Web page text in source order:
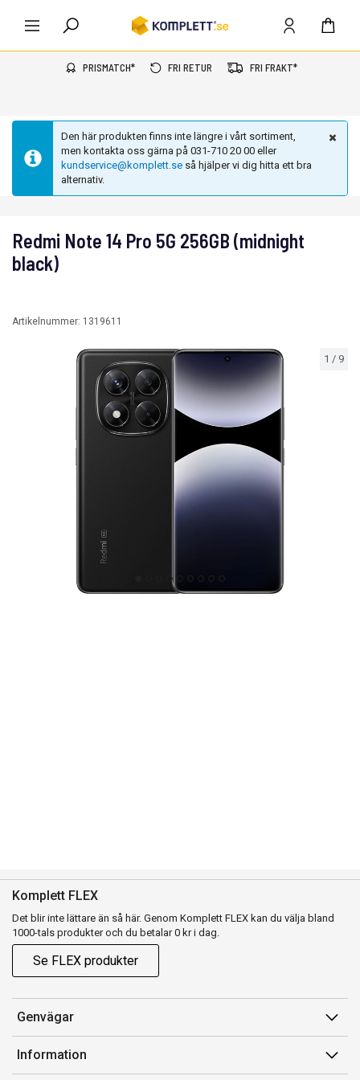
PRISMATCH* FRI RETUR FRI FRAKT*
Den här produkten finns inte längre i vårt sortiment,
men kontakta oss gärna på 031-710 20 00 eller
kundservice@komplett.se så hjälper vi dig hitta ett bra
alternativ.
1 / 9
Redmi Note 14 Pro 5G 256GB (midnight
black)
Artikelnummer: 1319611
Komplett FLEX
Det blir inte lättare än så här. Genom Komplett FLEX kan du välja bland
1000-tals produkter och du betalar 0 kr i dag.
Se FLEX produkter
Genvägar
Konto
Orderhistorik
Information